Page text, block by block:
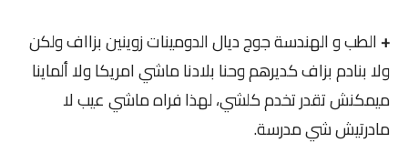
+الطب و الهندسة جوج ديال الدومينات زوينين بزااف ولكن
ولا بنادم بزاف كديرهم وحنا بلادنا ماشي امريكا ولا ألماينا
ميمكنش تقدر تخدم كلشي، لهذا فراه ماشي عيب لا
مادرتيش شي مدرسة.